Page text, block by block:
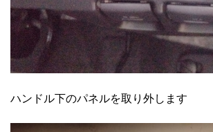
ハンドル下のパネルを取り外します